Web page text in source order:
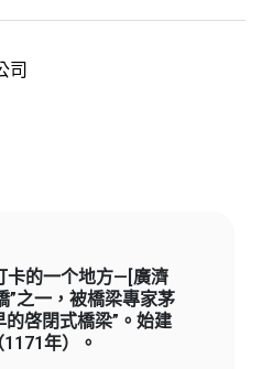
司
卡的一个地方—[廣濟
”之一，被橋梁專家茅
的啓閉式橋梁”。始建
年）。